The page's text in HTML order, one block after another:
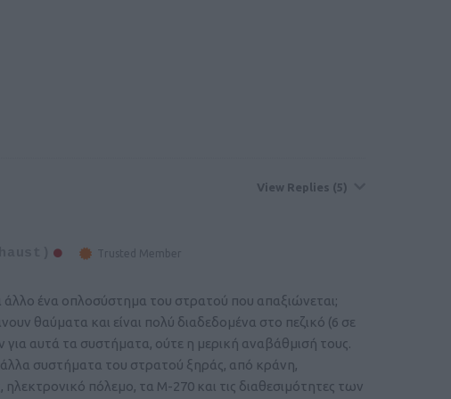
View Replies (5)
Trusted Member
άλλο ένα οπλοσύστημα του στρατού που απαξιώνεται;
θαύματα και είναι πολύ διαδεδομένα στο πεζικό (6 σε
αυτά τα συστήματα, ούτε η μερική αναβάθμισή τους.
συστήματα του στρατού ξηράς, από κράνη,
ηλεκτρονικό πόλεμο, τα Μ-270 και τις διαθεσιμότητες των